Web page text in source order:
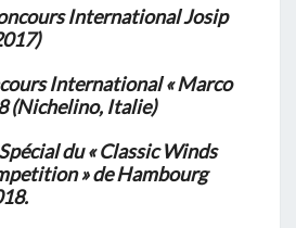
International Josip
International « Marco
(Nichelino, Italie)
du « Classic Winds
» de Hambourg